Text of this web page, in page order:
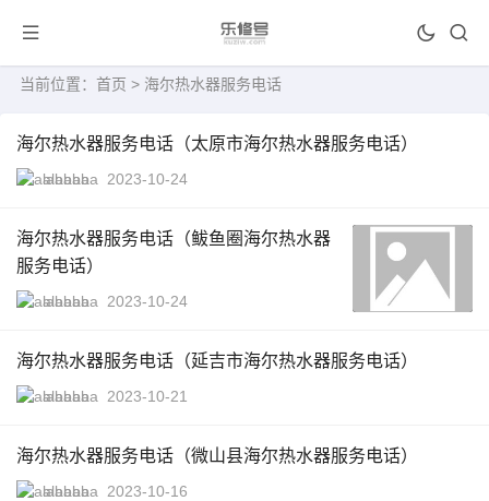
当前位置： 首页 > 海尔热水器服务电话
海尔热水器服务电话（太原市海尔热水器服务电话）
alababa 2023-10-24
海尔热水器服务电话（鲅鱼圈海尔热水器
服务电话）
alababa 2023-10-24
海尔热水器服务电话（延吉市海尔热水器服务电话）
alababa 2023-10-21
海尔热水器服务电话（微山县海尔热水器服务电话）
alababa 2023-10-16